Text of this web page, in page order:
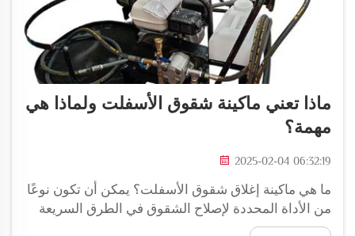
ماذا تعني ماكينة شقوق الأسفلت ولماذا هي
مهمة؟
2025-02-04 06:32:19
ما هي ماكينة إغلاق شقوق الأسفلت؟ يمكن أن تكون نوعًا
من الأداة المحددة لإصلاح الشقوق في الطرق السريعة
(ماكينة شقوق الأسفلت). أثناء قيادتك، قد تلاحظ أحيانًا